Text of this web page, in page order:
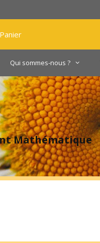
Panier
Qui sommes-nous ?
Mathématique